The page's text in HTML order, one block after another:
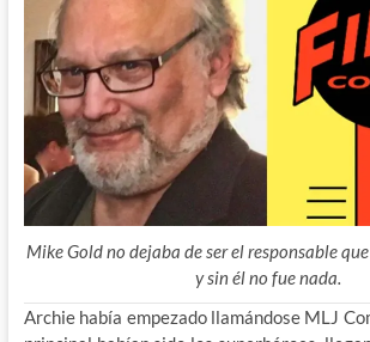
Mike Gold no dejaba de ser el responsable
y sin él no fue nada.
Archie había empezado llamándose MLJ